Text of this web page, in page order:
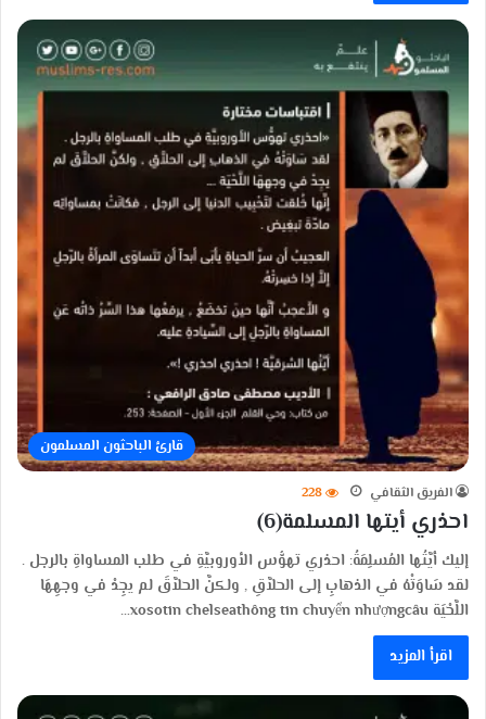
قارئ الباحثون المسلمون
الفريق الثقافي 228
احذري أيتها المسلمة(6)
إليك أيَّتُها المُسلِمَةُ: احذري تهوُّس الأوروبيَّةِ في طلب المساواةِ بالرجل .
لقد سَاوَتْهُ في الذهابِ إلى الحلاَّقِ , ولكنَّ الحلاَّقَ لم يجِدْ في وجهِهَا
اللَّحْيَة xosotin chelseathông tin chuyển nhượngcâu…
اقرأ المزيد